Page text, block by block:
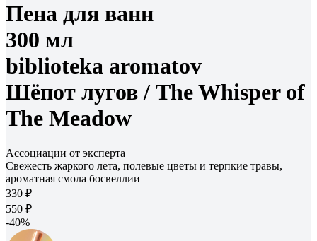
Пена для ванн
300 мл
biblioteka aromatov
Шёпот лугов / The Whisper of
The Meadow
Ассоциации от эксперта
Свежесть жаркого лета, полевые цветы и терпкие травы,
ароматная смола босвеллии
330 ₽
550 ₽
-40%